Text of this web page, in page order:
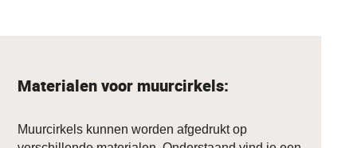
Materialen voor muurcirkels:
Muurcirkels kunnen worden afgedrukt op